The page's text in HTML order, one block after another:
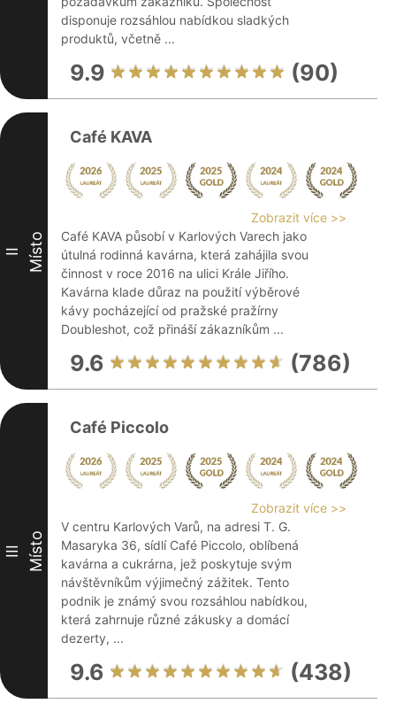
disponuje rozsáhlou nabídkou sladkých
produktů, včetně ...
9.9 (90)
II Místo
Café KAVA
Zobrazit více >>
Café KAVA působí v Karlových Varech jako
útulná rodinná kavárna, která zahájila svou
činnost v roce 2016 na ulici Krále Jiřího.
Kavárna klade důraz na použití výběrové
kávy pocházející od pražské pražírny
Doubleshot, což přináší zákazníkům ...
9.6 (786)
III Místo
Café Piccolo
Zobrazit více >>
V centru Karlových Varů, na adresi T. G.
Masaryka 36, sídlí Café Piccolo, oblíbená
kavárna a cukrárna, jež poskytuje svým
návštěvníkům výjimečný zážitek. Tento
podnik je známý svou rozsáhlou nabídkou,
která zahrnuje různé zákusky a domácí
dezerty, ...
9.6 (438)